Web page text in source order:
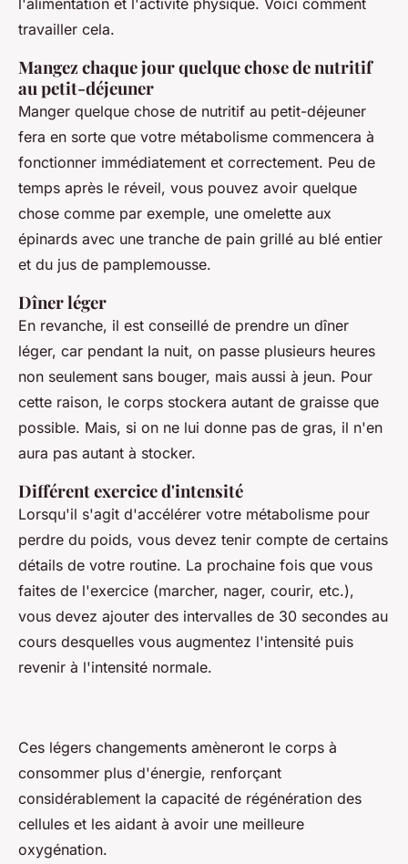
l'alimentation et l'activité physique. Voici comment
travailler cela.
Mangez chaque jour quelque chose de nutritif
au petit-déjeuner
Manger quelque chose de nutritif au petit-déjeuner
fera en sorte que votre métabolisme commencera à
fonctionner immédiatement et correctement. Peu de
temps après le réveil, vous pouvez avoir quelque
chose comme par exemple, une omelette aux
épinards avec une tranche de pain grillé au blé entier
et du jus de pamplemousse.
Dîner léger
En revanche, il est conseillé de prendre un dîner
léger, car pendant la nuit, on passe plusieurs heures
non seulement sans bouger, mais aussi à jeun. Pour
cette raison, le corps stockera autant de graisse que
possible. Mais, si on ne lui donne pas de gras, il n'en
aura pas autant à stocker.
Différent exercice d'intensité
Lorsqu'il s'agit d'accélérer votre métabolisme pour
perdre du poids, vous devez tenir compte de certains
détails de votre routine. La prochaine fois que vous
faites de l'exercice (marcher, nager, courir, etc.),
vous devez ajouter des intervalles de 30 secondes au
cours desquelles vous augmentez l'intensité puis
revenir à l'intensité normale.
Ces légers changements amèneront le corps à
consommer plus d'énergie, renforçant
considérablement la capacité de régénération des
cellules et les aidant à avoir une meilleure
oxygénation.